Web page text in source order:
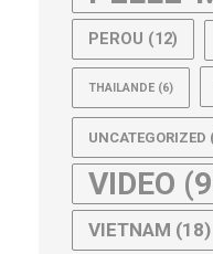
PEROU (12)
THAILANDE (6)
UNCATEGORIZED
VIDEO
VIETNAM (18)